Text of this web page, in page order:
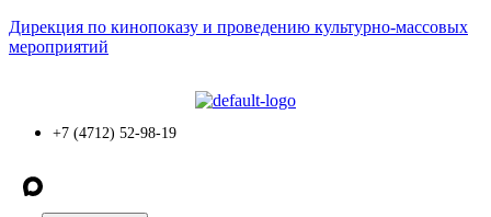
Дирекция по кинопоказу и проведению культурно-массовых
мероприятий
+7 (4712) 52-98-19